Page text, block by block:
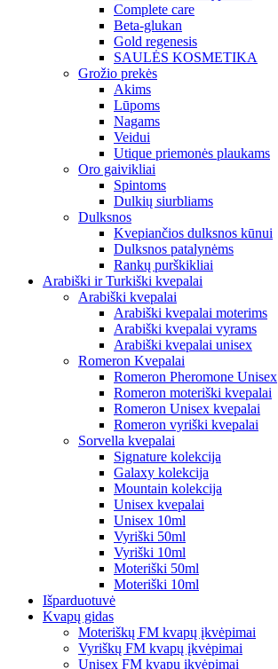
Complete care
Beta-glukan
Gold regenesis
SAULĖS KOSMETIKA
Grožio prekės
Akims
Lūpoms
Nagams
Veidui
Utique priemonės plaukams
Oro gaivikliai
Spintoms
Dulkių siurbliams
Dulksnos
Kvepiančios dulksnos kūnui
Dulksnos patalynėms
Rankų purškikliai
Arabiški ir Turkiški kvepalai
Arabiški kvepalai
Arabiški kvepalai moterims
Arabiški kvepalai vyrams
Arabiški kvepalai unisex
Romeron Kvepalai
Romeron Pheromone Unisex
Romeron moteriški kvepalai
Romeron Unisex kvepalai
Romeron vyriški kvepalai
Sorvella kvepalai
Signature kolekcija
Galaxy kolekcija
Mountain kolekcija
Unisex kvepalai
Unisex 10ml
Vyriški 50ml
Vyriški 10ml
Moteriški 50ml
Moteriški 10ml
Išparduotuvė
Kvapų gidas
Moteriškų FM kvapų įkvėpimai
Vyriškų FM kvapų įkvėpimai
Unisex FM kvapų įkvėpimai